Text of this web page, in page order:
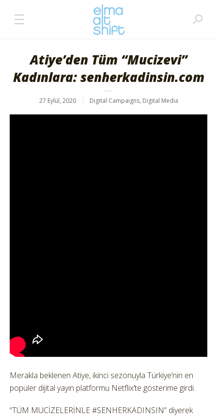
Atiye’den Tüm “Mucizevi”
Kadınlara: senherkadinsin.com
27 Eylül, 2020 Digital Campaigns, Digital Media
Merakla beklenen Atiye, ikinci sezonuyla Türkiye’nin en
popüler dijital yayın platformu Netflix’te gösterime girdi.
“TÜM MUCİZELERİNLE #SENHERKADINSIN” diyerek